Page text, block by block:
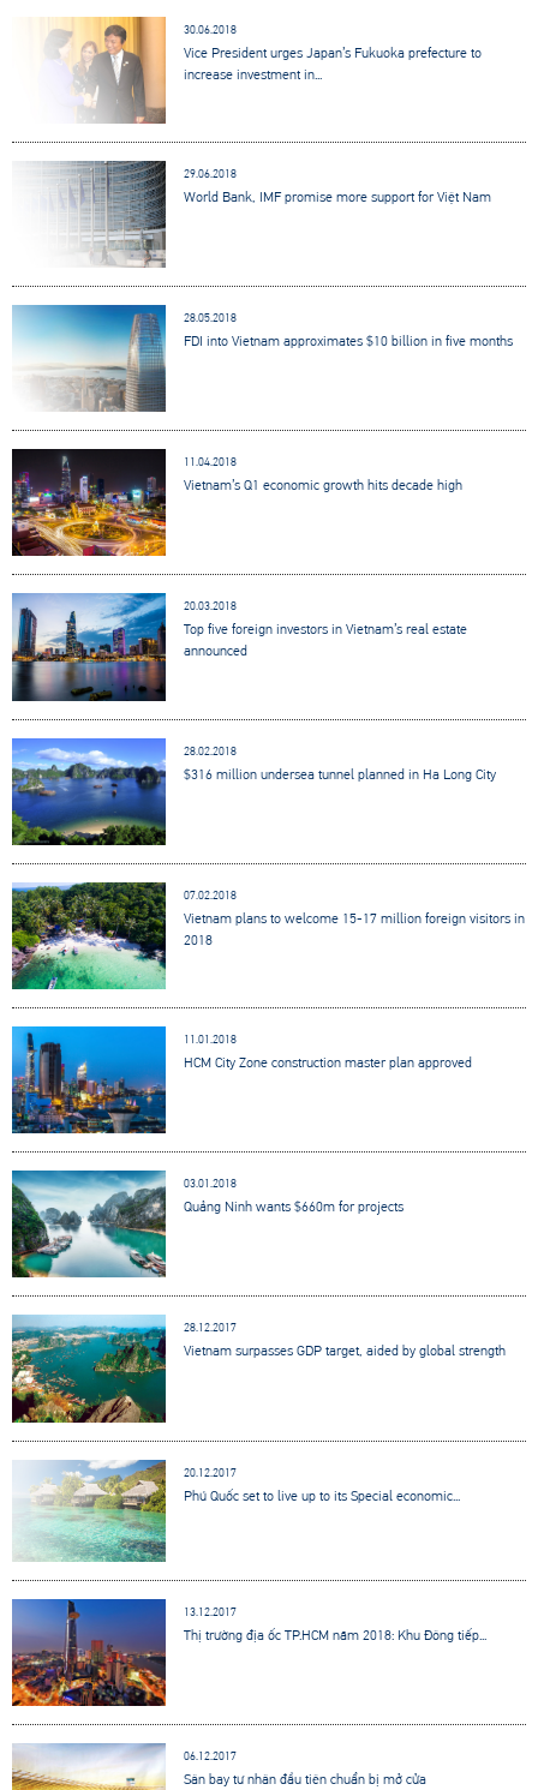
30.06.2018
Vice President urges Japan’s Fukuoka prefecture to
increase investment in...
29.06.2018
World Bank, IMF promise more support for Việt Nam
28.05.2018
FDI into Vietnam approximates $10 billion in five months
11.04.2018
Vietnam’s Q1 economic growth hits decade high
20.03.2018
Top five foreign investors in Vietnam’s real estate
announced
28.02.2018
$316 million undersea tunnel planned in Ha Long City
07.02.2018
Vietnam plans to welcome 15-17 million foreign visitors in
2018
11.01.2018
HCM City Zone construction master plan approved
03.01.2018
Quảng Ninh wants $660m for projects
28.12.2017
Vietnam surpasses GDP target, aided by global strength
20.12.2017
Phú Quốc set to live up to its Special economic...
13.12.2017
Thị trường địa ốc TP.HCM năm 2018: Khu Đông tiếp...
06.12.2017
Sân bay tư nhân đầu tiên chuẩn bị mở cửa